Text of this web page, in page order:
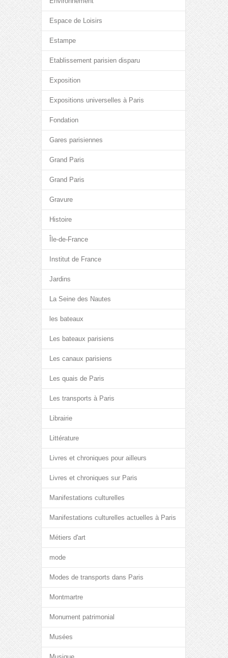
Espace de Loisirs
Estampe
Etablissement parisien disparu
Exposition
Expositions universelles à Paris
Fondation
Gares parisiennes
Grand Paris
Grand Paris
Gravure
Histoire
Île-de-France
Institut de France
Jardins
La Seine des Nautes
les bateaux
Les bateaux parisiens
Les canaux parisiens
Les quais de Paris
Les transports à Paris
Librairie
Littérature
Livres et chroniques pour ailleurs
Livres et chroniques sur Paris
Manifestations culturelles
Manifestations culturelles actuelles à Paris
Métiers d'art
mode
Modes de transports dans Paris
Montmartre
Monument patrimonial
Musées